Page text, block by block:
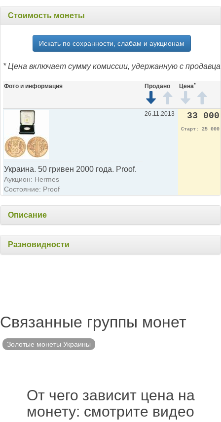
Стоимость монеты
Искать по сохранности, слабам и аукционам
* Цена включает сумму комиссии, удержанную с продавца
Фото и информация Продано Цена*
Украина. 50 гривен 2000 года. Proof.
Аукцион: Hermes
Состояние: Proof
26.11.2013 33 000
Старт: 25 000
Описание
Разновидности
Связанные группы монет
Золотые монеты Украины
От чего зависит цена на
монету: смотрите видео